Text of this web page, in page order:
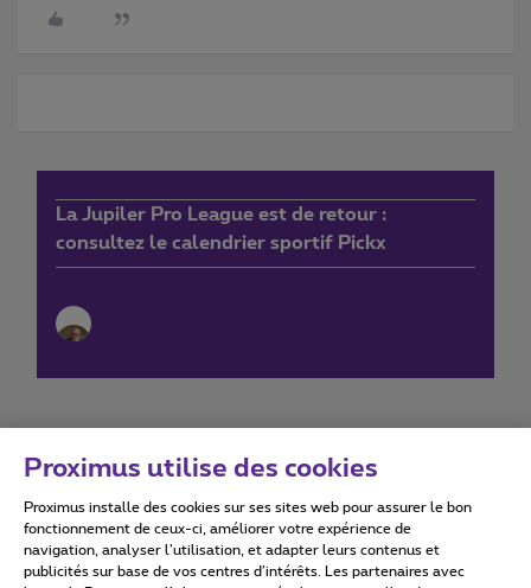
La Jupiler Pro League est de retour :
consultez le calendrier sportif Pickx
Conditions d'utilisation Accessibility statement
Proximus utilise des cookies
Proximus installe des cookies sur ses sites web pour assurer le bon
fonctionnement de ceux-ci, améliorer votre expérience de
navigation, analyser l’utilisation, et adapter leurs contenus et
publicités sur base de vos centres d’intérêts. Les partenaires avec